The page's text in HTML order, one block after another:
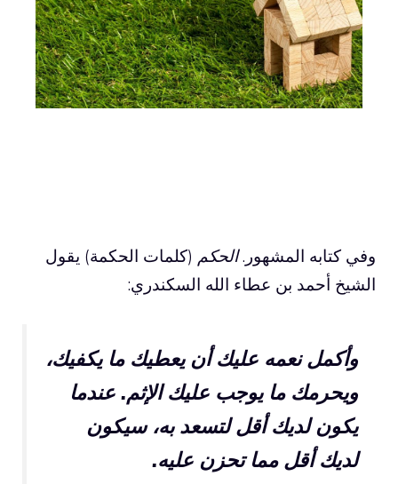
وفي كتابه المشهور.الحكم (كلمات الحكمة) يقول
الشيخ أحمد بن عطاء الله السكندري:
وأكمل نعمه عليك أن يعطيك ما يكفيك،
ويحرمك ما يوجب عليك الإثم. عندما
يكون لديك أقل لتسعد به، سيكون
لديك أقل مما تحزن عليه.